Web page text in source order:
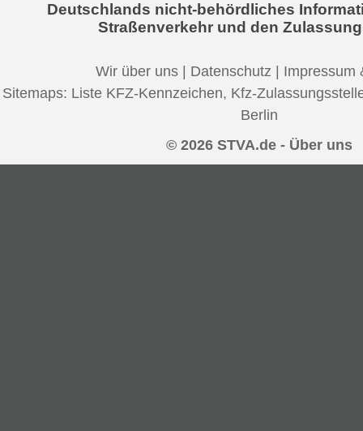
Deutschlands nicht-behördliches
Straßenverkehr und den
Wir über uns | Datenschutz | Impressum
Sitemaps: Liste KFZ-Kennzeichen, Kfz-
Berlin
© 2026 STVA.de - Über uns